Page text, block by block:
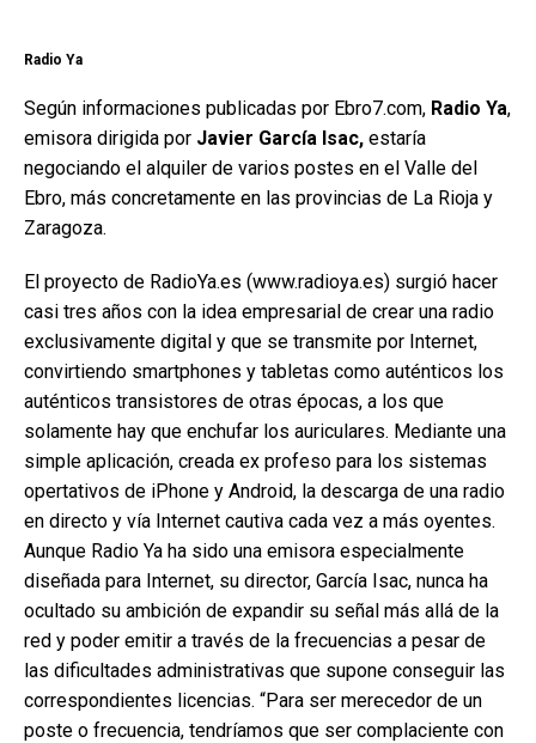
Radio Ya
Según informaciones publicadas por Ebro7.com, Radio Ya,
emisora dirigida por Javier García Isac, estaría
negociando el alquiler de varios postes en el Valle del
Ebro, más concretamente en las provincias de La Rioja y
Zaragoza.
El proyecto de RadioYa.es (www.radioya.es) surgió hacer
casi tres años con la idea empresarial de crear una radio
exclusivamente digital y que se transmite por Internet,
convirtiendo smartphones y tabletas como auténticos los
auténticos transistores de otras épocas, a los que
solamente hay que enchufar los auriculares. Mediante una
simple aplicación, creada ex profeso para los sistemas
opertativos de iPhone y Android, la descarga de una radio
en directo y vía Internet cautiva cada vez a más oyentes.
Aunque Radio Ya ha sido una emisora especialmente
diseñada para Internet, su director, García Isac, nunca ha
ocultado su ambición de expandir su señal más allá de la
red y poder emitir a través de la frecuencias a pesar de
las dificultades administrativas que supone conseguir las
correspondientes licencias. “Para ser merecedor de un
poste o frecuencia, tendríamos que ser complaciente con